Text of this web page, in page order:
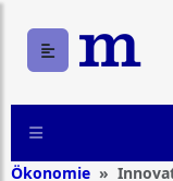
Ökonomie